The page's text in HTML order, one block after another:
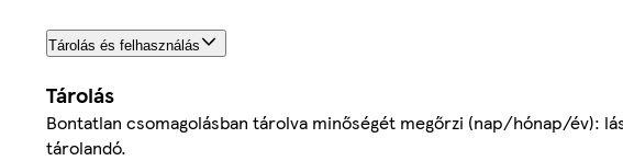
Tárolás és felhasználás
Tárolás
Bontatlan csomagolásban tárolva minőségét megőrzi (nap/hónap/év):
tárolandó.